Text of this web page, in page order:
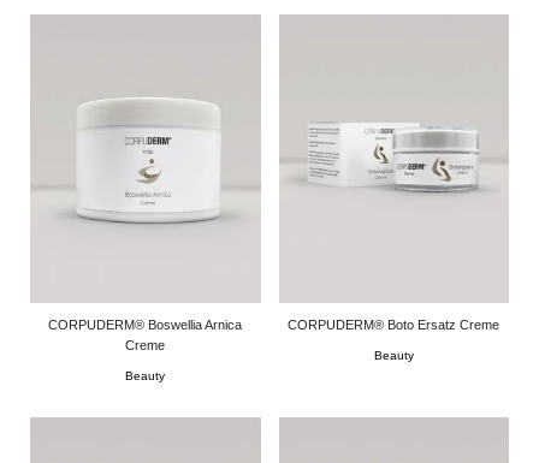
CORPUDERM® Boswellia Arnica
Creme
Beauty
CORPUDERM® Boto Ersatz Creme
Beauty